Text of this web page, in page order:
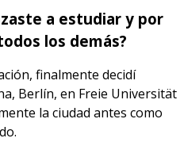
a estudiar y por
los demás?
finalmente decidí
Berlín, en Freie Universität
la ciudad antes como